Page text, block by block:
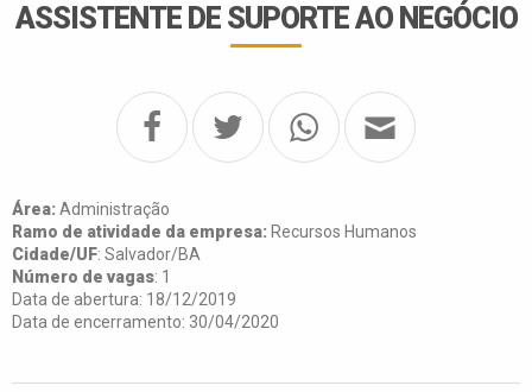
ASSISTENTE DE SUPORTE AO NEGÓCIO
Área: Administração
Ramo de atividade da empresa: Recursos Humanos
Cidade/UF: Salvador/BA
Número de vagas: 1
Data de abertura: 18/12/2019
Data de encerramento: 30/04/2020